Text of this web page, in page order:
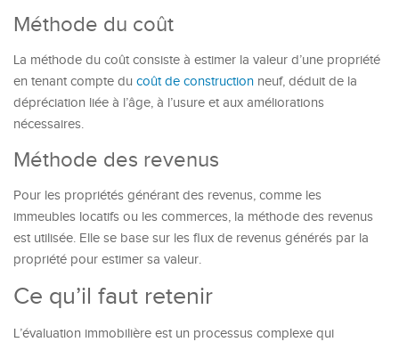
Méthode du coût
La méthode du coût consiste à estimer la valeur d’une propriété
en tenant compte du coût de construction neuf, déduit de la
dépréciation liée à l’âge, à l’usure et aux améliorations
nécessaires.
Méthode des revenus
Pour les propriétés générant des revenus, comme les
immeubles locatifs ou les commerces, la méthode des revenus
est utilisée. Elle se base sur les flux de revenus générés par la
propriété pour estimer sa valeur.
Ce qu’il faut retenir
L’évaluation immobilière est un processus complexe qui